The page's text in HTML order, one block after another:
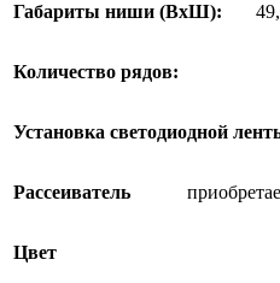
Габариты ниши (ВхШ):
Количество рядов:
Установка светодиодной
Рассеиватель
Цвет